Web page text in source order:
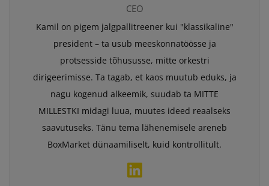
CEO
Kamil on pigem jalgpallitreener kui "klassikaline"
president – ta usub meeskonnatöösse ja
protsesside tõhususse, mitte orkestri
dirigeerimisse. Ta tagab, et kaos muutub eduks, ja
nagu kogenud alkeemik, suudab ta MITTE
MILLESTKI midagi luua, muutes ideed reaalseks
saavutuseks. Tänu tema lähenemisele areneb
BoxMarket dünaamiliselt, kuid kontrollitult.